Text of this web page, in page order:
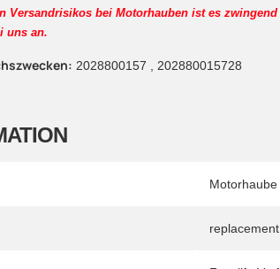
Motorhaube
replacement
Versandrisikos bei Motorhauben ist es
uns an.
2028800157 , 202880015728